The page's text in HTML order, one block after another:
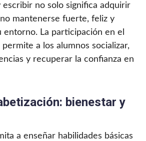
no solo significa adquirir
mantenerse fuerte, feliz y
entorno. La participación en el
a los alumnos socializar,
y recuperar la confianza en
bienestar y
a enseñar habilidades básicas